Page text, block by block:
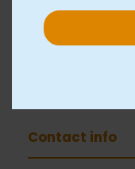
Université el
Contact info